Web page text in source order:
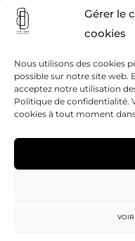
Gérer le
cookies
Nous utilisons des cookies
possible sur notre site web.
acceptez notre utilisation
Politique de confidentialité.
cookies à tout moment
VOIR